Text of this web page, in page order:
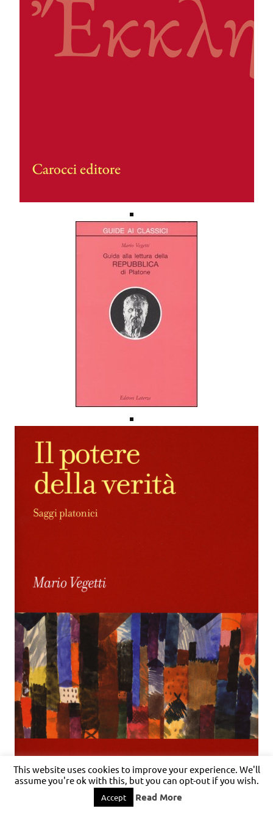
This website uses cookies to improve your experience. We'll
assume you're ok with this, but you can opt-out if you wish.
Accept Read More